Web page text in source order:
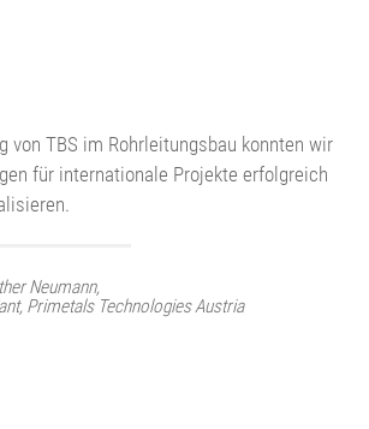
von TBS im Rohrleitungsbau konnten wir
für internationale Projekte erfolgreich
Neumann,
Primetals Technologies Austria